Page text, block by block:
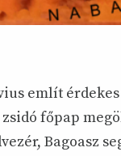
említ
főpap
Bagoasz